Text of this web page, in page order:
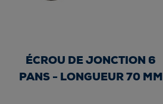
ÉCROU DE JONCTION 6
PANS - LONGUEUR 70 MM